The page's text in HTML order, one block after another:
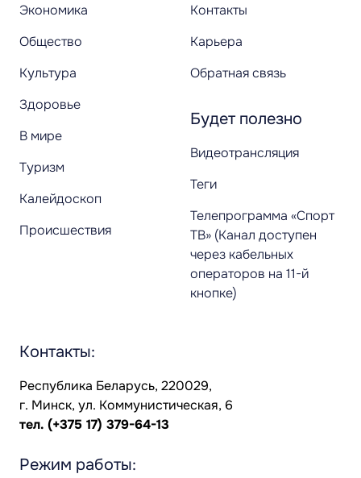
Экономика
Общество
Культура
Здоровье
В мире
Туризм
Калейдоскоп
Происшествия
Контакты
Карьера
Обратная связь
Будет полезно
Видеотрансляция
Теги
Телепрограмма «Спорт
ТВ» (Канал доступен
через кабельных
операторов на 11-й
кнопке)
Контакты:
Республика Беларусь, 220029,
г. Минск, ул. Коммунистическая, 6
тел. (+375 17) 379-64-13
Режим работы: